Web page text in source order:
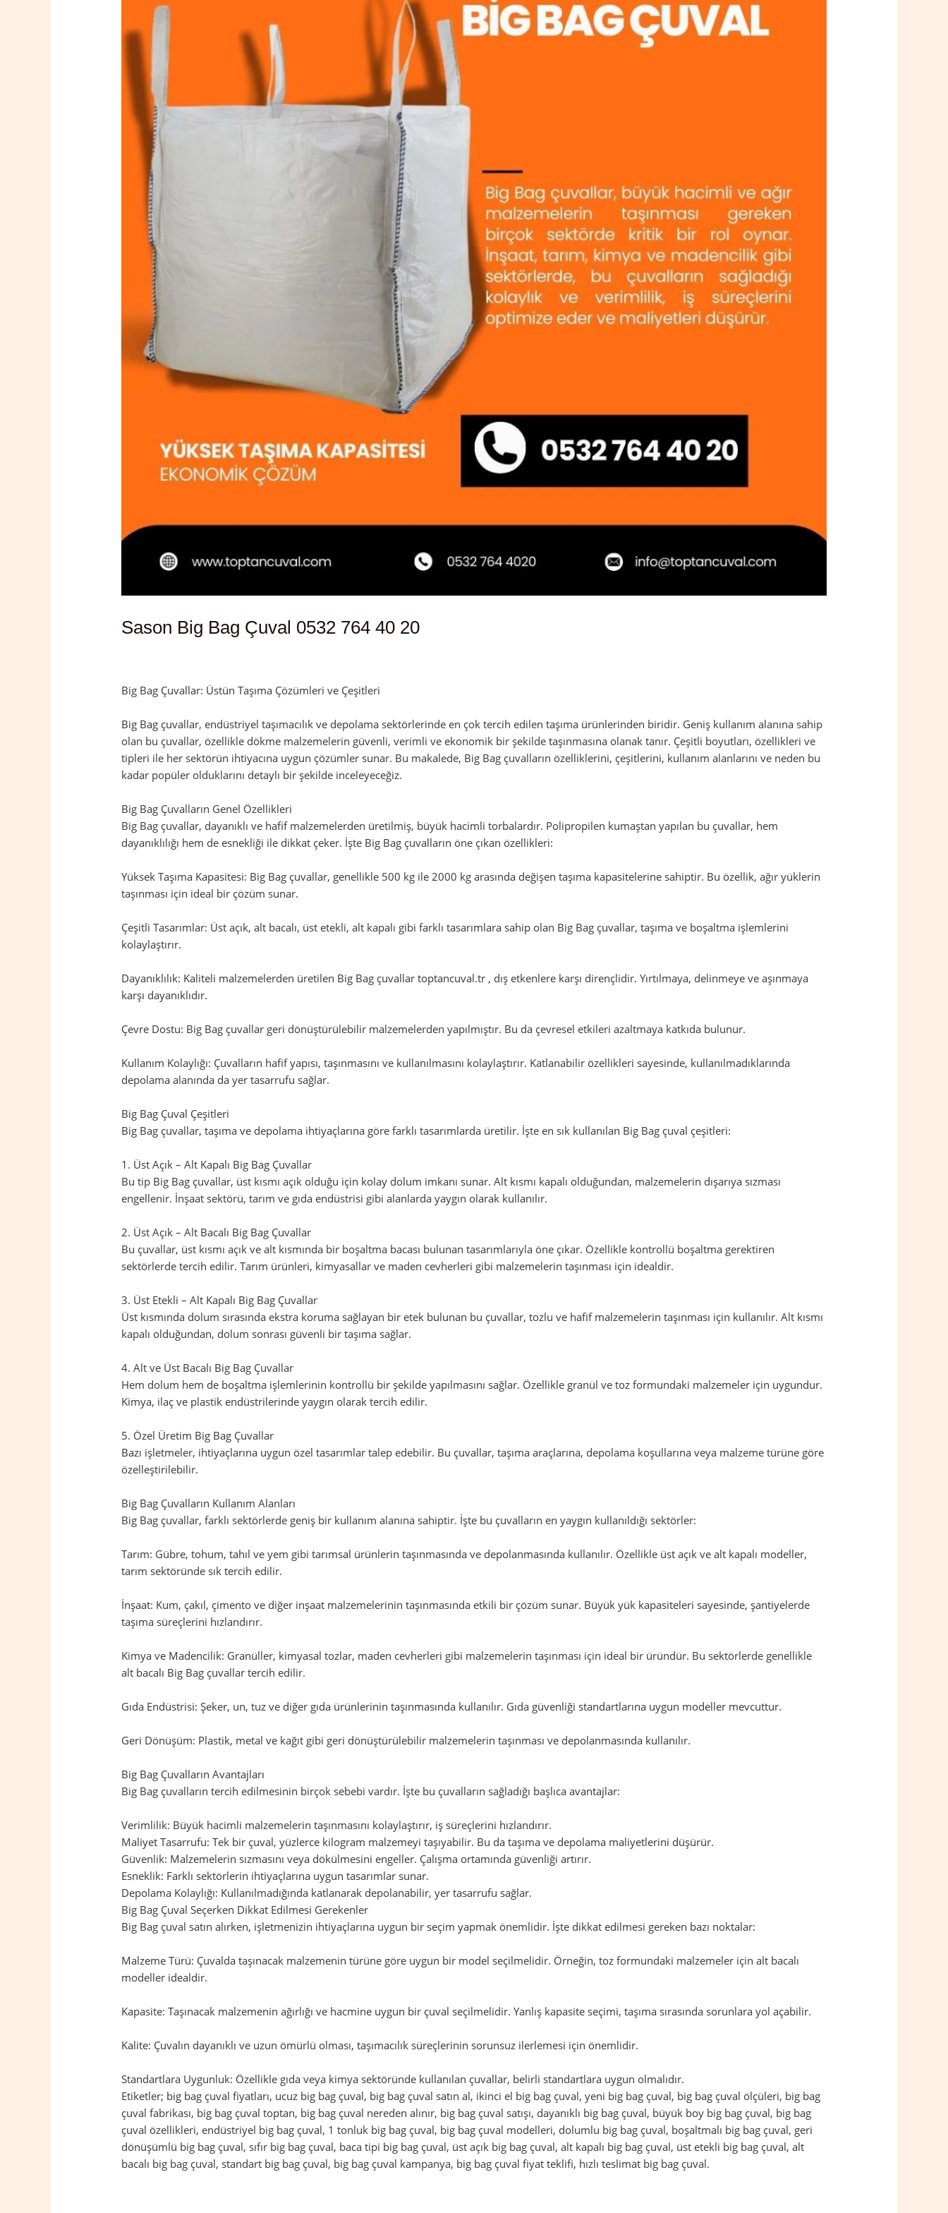
Sason Big Bag Çuval 0532 764 40 20
Big Bag Çuvallar: Üstün Taşıma Çözümleri ve Çeşitleri
Big Bag çuvallar, endüstriyel taşımacılık ve depolama sektörlerinde en çok tercih edilen taşıma ürünlerinden biridir. Geniş kullanım alanına sahip
olan bu çuvallar, özellikle dökme malzemelerin güvenli, verimli ve ekonomik bir şekilde taşınmasına olanak tanır. Çeşitli boyutları, özellikleri ve
tipleri ile her sektörün ihtiyacına uygun çözümler sunar. Bu makalede, Big Bag çuvalların özelliklerini, çeşitlerini, kullanım alanlarını ve neden bu
kadar popüler olduklarını detaylı bir şekilde inceleyeceğiz.
Big Bag Çuvalların Genel Özellikleri
Big Bag çuvallar, dayanıklı ve hafif malzemelerden üretilmiş, büyük hacimli torbalardır. Polipropilen kumaştan yapılan bu çuvallar, hem
dayanıklılığı hem de esnekliği ile dikkat çeker. İşte Big Bag çuvalların öne çıkan özellikleri:
Yüksek Taşıma Kapasitesi: Big Bag çuvallar, genellikle 500 kg ile 2000 kg arasında değişen taşıma kapasitelerine sahiptir. Bu özellik, ağır yüklerin
taşınması için ideal bir çözüm sunar.
Çeşitli Tasarımlar: Üst açık, alt bacalı, üst etekli, alt kapalı gibi farklı tasarımlara sahip olan Big Bag çuvallar, taşıma ve boşaltma işlemlerini
kolaylaştırır.
Dayanıklılık: Kaliteli malzemelerden üretilen Big Bag çuvallar toptancuval.tr , dış etkenlere karşı dirençlidir. Yırtılmaya, delinmeye ve aşınmaya
karşı dayanıklıdır.
Çevre Dostu: Big Bag çuvallar geri dönüştürülebilir malzemelerden yapılmıştır. Bu da çevresel etkileri azaltmaya katkıda bulunur.
Kullanım Kolaylığı: Çuvalların hafif yapısı, taşınmasını ve kullanılmasını kolaylaştırır. Katlanabilir özellikleri sayesinde, kullanılmadıklarında
depolama alanında da yer tasarrufu sağlar.
Big Bag Çuval Çeşitleri
Big Bag çuvallar, taşıma ve depolama ihtiyaçlarına göre farklı tasarımlarda üretilir. İşte en sık kullanılan Big Bag çuval çeşitleri:
1. Üst Açık – Alt Kapalı Big Bag Çuvallar
Bu tip Big Bag çuvallar, üst kısmı açık olduğu için kolay dolum imkanı sunar. Alt kısmı kapalı olduğundan, malzemelerin dışarıya sızması
engellenir. İnşaat sektörü, tarım ve gıda endüstrisi gibi alanlarda yaygın olarak kullanılır.
2. Üst Açık – Alt Bacalı Big Bag Çuvallar
Bu çuvallar, üst kısmı açık ve alt kısmında bir boşaltma bacası bulunan tasarımlarıyla öne çıkar. Özellikle kontrollü boşaltma gerektiren
sektörlerde tercih edilir. Tarım ürünleri, kimyasallar ve maden cevherleri gibi malzemelerin taşınması için idealdir.
3. Üst Etekli – Alt Kapalı Big Bag Çuvallar
Üst kısmında dolum sırasında ekstra koruma sağlayan bir etek bulunan bu çuvallar, tozlu ve hafif malzemelerin taşınması için kullanılır. Alt kısmı
kapalı olduğundan, dolum sonrası güvenli bir taşıma sağlar.
4. Alt ve Üst Bacalı Big Bag Çuvallar
Hem dolum hem de boşaltma işlemlerinin kontrollü bir şekilde yapılmasını sağlar. Özellikle granül ve toz formundaki malzemeler için uygundur.
Kimya, ilaç ve plastik endüstrilerinde yaygın olarak tercih edilir.
5. Özel Üretim Big Bag Çuvallar
Bazı işletmeler, ihtiyaçlarına uygun özel tasarımlar talep edebilir. Bu çuvallar, taşıma araçlarına, depolama koşullarına veya malzeme türüne göre
özelleştirilebilir.
Big Bag Çuvalların Kullanım Alanları
Big Bag çuvallar, farklı sektörlerde geniş bir kullanım alanına sahiptir. İşte bu çuvalların en yaygın kullanıldığı sektörler:
Tarım: Gübre, tohum, tahıl ve yem gibi tarımsal ürünlerin taşınmasında ve depolanmasında kullanılır. Özellikle üst açık ve alt kapalı modeller,
tarım sektöründe sık tercih edilir.
İnşaat: Kum, çakıl, çimento ve diğer inşaat malzemelerinin taşınmasında etkili bir çözüm sunar. Büyük yük kapasiteleri sayesinde, şantiyelerde
taşıma süreçlerini hızlandırır.
Kimya ve Madencilik: Granüller, kimyasal tozlar, maden cevherleri gibi malzemelerin taşınması için ideal bir üründür. Bu sektörlerde genellikle
alt bacalı Big Bag çuvallar tercih edilir.
Gıda Endüstrisi: Şeker, un, tuz ve diğer gıda ürünlerinin taşınmasında kullanılır. Gıda güvenliği standartlarına uygun modeller mevcuttur.
Geri Dönüşüm: Plastik, metal ve kağıt gibi geri dönüştürülebilir malzemelerin taşınması ve depolanmasında kullanılır.
Big Bag Çuvalların Avantajları
Big Bag çuvalların tercih edilmesinin birçok sebebi vardır. İşte bu çuvalların sağladığı başlıca avantajlar:
Verimlilik: Büyük hacimli malzemelerin taşınmasını kolaylaştırır, iş süreçlerini hızlandırır.
Maliyet Tasarrufu: Tek bir çuval, yüzlerce kilogram malzemeyi taşıyabilir. Bu da taşıma ve depolama maliyetlerini düşürür.
Güvenlik: Malzemelerin sızmasını veya dökülmesini engeller. Çalışma ortamında güvenliği artırır.
Esneklik: Farklı sektörlerin ihtiyaçlarına uygun tasarımlar sunar.
Depolama Kolaylığı: Kullanılmadığında katlanarak depolanabilir, yer tasarrufu sağlar.
Big Bag Çuval Seçerken Dikkat Edilmesi Gerekenler
Big Bag çuval satın alırken, işletmenizin ihtiyaçlarına uygun bir seçim yapmak önemlidir. İşte dikkat edilmesi gereken bazı noktalar:
Malzeme Türü: Çuvalda taşınacak malzemenin türüne göre uygun bir model seçilmelidir. Örneğin, toz formundaki malzemeler için alt bacalı
modeller idealdir.
Kapasite: Taşınacak malzemenin ağırlığı ve hacmine uygun bir çuval seçilmelidir. Yanlış kapasite seçimi, taşıma sırasında sorunlara yol açabilir.
Kalite: Çuvalın dayanıklı ve uzun ömürlü olması, taşımacılık süreçlerinin sorunsuz ilerlemesi için önemlidir.
Standartlara Uygunluk: Özellikle gıda veya kimya sektöründe kullanılan çuvallar, belirli standartlara uygun olmalıdır.
Etiketler; big bag çuval fiyatları, ucuz big bag çuval, big bag çuval satın al, ikinci el big bag çuval, yeni big bag çuval, big bag çuval ölçüleri, big bag
çuval fabrikası, big bag çuval toptan, big bag çuval nereden alınır, big bag çuval satışı, dayanıklı big bag çuval, büyük boy big bag çuval, big bag
çuval özellikleri, endüstriyel big bag çuval, 1 tonluk big bag çuval, big bag çuval modelleri, dolumlu big bag çuval, boşaltmalı big bag çuval, geri
dönüşümlü big bag çuval, sıfır big bag çuval, baca tipi big bag çuval, üst açık big bag çuval, alt kapalı big bag çuval, üst etekli big bag çuval, alt
bacalı big bag çuval, standart big bag çuval, big bag çuval kampanya, big bag çuval fiyat teklifi, hızlı teslimat big bag çuval.